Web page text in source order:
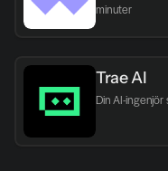
minuter
Trae AI
Din AI-